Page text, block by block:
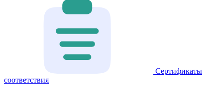
Сертификаты
соответствия